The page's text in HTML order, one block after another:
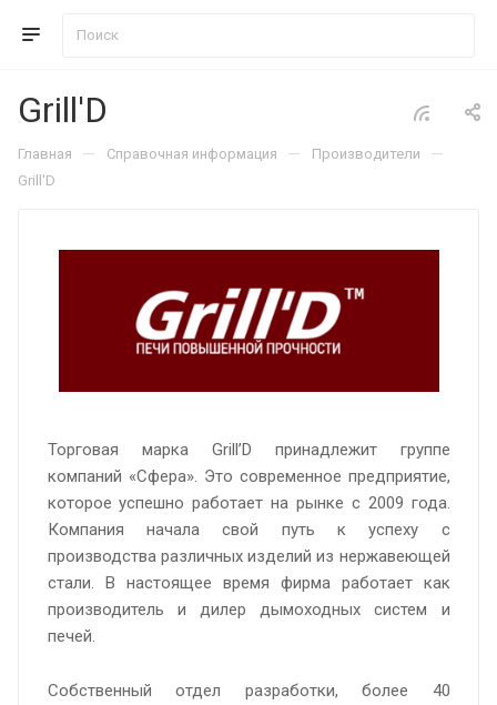
Grill'D
Главная — Справочная информация — Производители —
Grill'D
Торговая марка Grill’D принадлежит группе
компаний «Сфера». Это современное предприятие,
которое успешно работает на рынке с 2009 года.
Компания начала свой путь к успеху с
производства различных изделий из нержавеющей
стали. В настоящее время фирма работает как
производитель и дилер дымоходных систем и
печей.
Собственный отдел разработки, более 40